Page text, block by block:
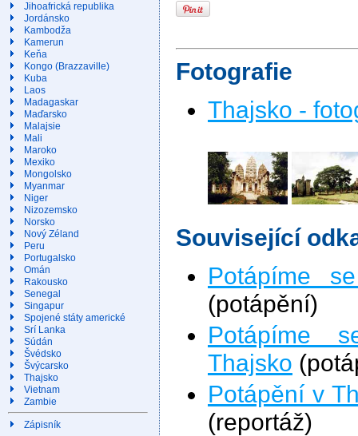
Jihoafrická republika
Jordánsko
Kambodža
Kamerun
Keňa
Kongo (Brazzaville)
Kuba
Laos
Madagaskar
Maďarsko
Malajsie
Mali
Maroko
Mexiko
Mongolsko
Myanmar
Niger
Nizozemsko
Norsko
Nový Zéland
Peru
Portugalsko
Omán
Rakousko
Senegal
Singapur
Spojené státy americké
Srí Lanka
Súdán
Švédsko
Švýcarsko
Thajsko
Vietnam
Zambie
Zápisník
Fotografie
Thajsko -
Související
Potápíme
(potápění)
Potápíme
Thajsko
Potápění v
(reportáž)